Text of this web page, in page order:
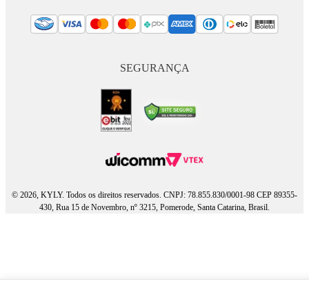
SEGURANÇA
© 2026, KYLY. Todos os direitos reservados. CNPJ: 78.855.830/0001-98 CEP 89355-
430, Rua 15 de Novembro, nº 3215, Pomerode, Santa Catarina, Brasil.